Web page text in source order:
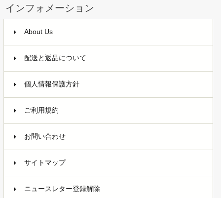
インフォメーション
About Us
配送と返品について
個人情報保護方針
ご利用規約
お問い合わせ
サイトマップ
ニュースレター登録解除